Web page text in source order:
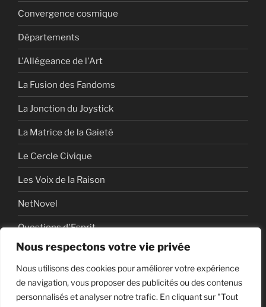
Nous respectons votre vie privée
Nous utilisons des cookies pour améliorer votre expérience
de navigation, vous proposer des publicités ou des contenus
personnalisés et analyser notre trafic. En cliquant sur "Tout
Convergence cosmique
Départements
L'Allégeance de l'Art
La Fusion des Fandoms
La Jonction du Joystick
La Matrice de la Gaieté
Le Cercle Civique
Les Voix de la Raison
NetNovel
Questions d'Esprit
Série
Série vidéo